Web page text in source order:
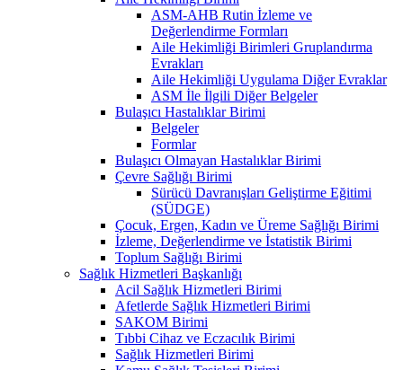
ASM-AHB Rutin İzleme ve
Değerlendirme Formları
Aile Hekimliği Birimleri Gruplandırma
Evrakları
Aile Hekimliği Uygulama Diğer Evraklar
ASM İle İlgili Diğer Belgeler
Bulaşıcı Hastalıklar Birimi
Belgeler
Formlar
Bulaşıcı Olmayan Hastalıklar Birimi
Çevre Sağlığı Birimi
Sürücü Davranışları Geliştirme Eğitimi
(SÜDGE)
Çocuk, Ergen, Kadın ve Üreme Sağlığı Birimi
İzleme, Değerlendirme ve İstatistik Birimi
Toplum Sağlığı Birimi
Sağlık Hizmetleri Başkanlığı
Acil Sağlık Hizmetleri Birimi
Afetlerde Sağlık Hizmetleri Birimi
SAKOM Birimi
Tıbbi Cihaz ve Eczacılık Birimi
Sağlık Hizmetleri Birimi